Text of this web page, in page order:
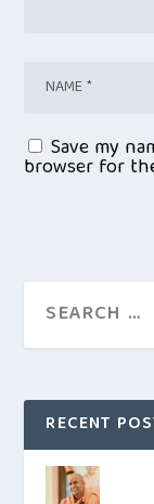
Save my
browser for
RECENT